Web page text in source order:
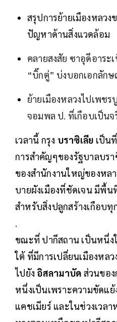
สรุปการย้ายเมืองหลวง
ปัญหาด้านสิ่งแวดล้อม
คลายสงสัย ซาอุดีอาร
“บิ๊กตู่” บ่งบอกเอกลัก
ย้ายเมืองหลวงไปเพช
จอมพล ป. ที่เกือบเป็นจ
เวลานี้ กรุง บราซิเลีย เป็น
การสำคัญๆของรัฐบาลบร
ของสำนักงานใหญ่ของหล
บายผังเมืองที่ชัดเจน มีพื้น
สำหรับสิ่งปลูกสร้างเกือบ
.
ขณะที่ ปากีสถาน เป็นหนึ่ง
ใต้ ที่มีการเปลี่ยนเมืองหลว
ไปยัง อิสลามาบัด ส่วนของ
หนึ่งเป็นเพราะความขัดแ
แคชเมียร์ และในช่วงเวล